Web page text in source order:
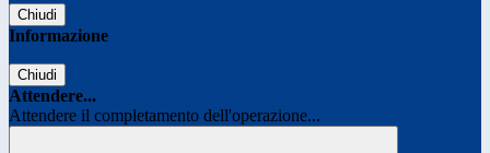
Chiudi
Informazione
Chiudi
Attendere...
Attendere il completamento dell'operazione...